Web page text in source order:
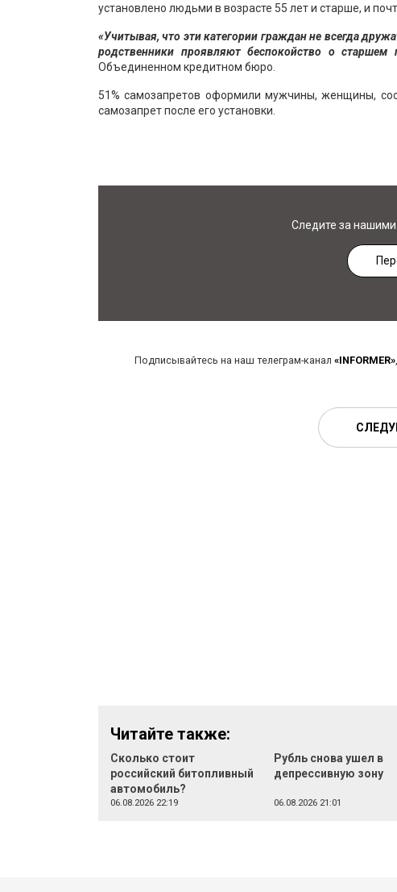
установлено людьми в возрасте 55 лет и старше, и
«Учитывая, что эти категории граждан не всегда
родственники проявляют беспокойство о старшем
Объединенном кредитном бюро.
51% самозапретов оформили мужчины, женщины,
самозапрет после его установки.
Следите за
Подписывайтесь на наш телеграм-канал «INFORMER»
Читайте также:
Сколько стоит
российский битопливный
автомобиль?
06.08.2026 22:19
Рубль снова ушел в
депрессивную зону
06.08.2026 21:01